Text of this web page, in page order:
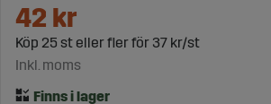
42 kr
Köp 25 st eller fler för 37 kr/st
Inkl. moms